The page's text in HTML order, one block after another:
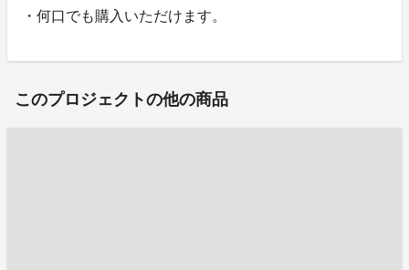
・何口でも購入いただけます。
このプロジェクトの他の商品